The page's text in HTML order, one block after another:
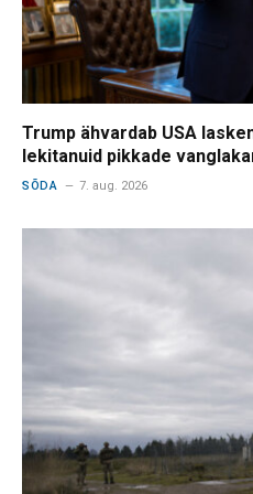
Trump ähvardab USA
lekitanuid pikkade
SÕDA 7. aug. 2026